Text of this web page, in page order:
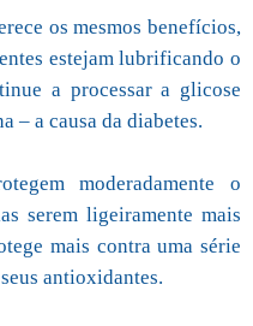
os mesmos benefícios,
estejam lubrificando o
a processar a glicose
– a causa da diabetes.
moderadamente o
serem ligeiramente mais
mais contra uma série
antioxidantes.